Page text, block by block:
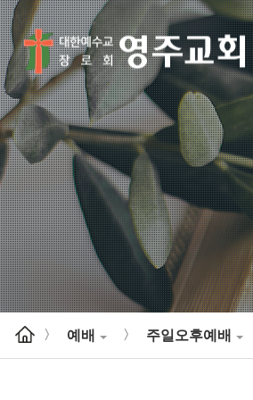
> 예배 > 주일오후예배